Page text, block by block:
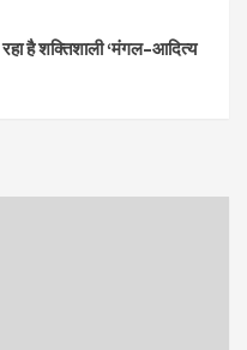
है शक्तिशाली ‘मंगल–आदित्य